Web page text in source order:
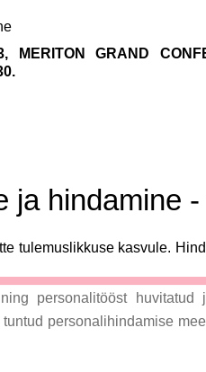
MERITON GRAND
ja hindamine
tulemuslikkuse kasvule.
personalitööst
personalihindamise
LIITU